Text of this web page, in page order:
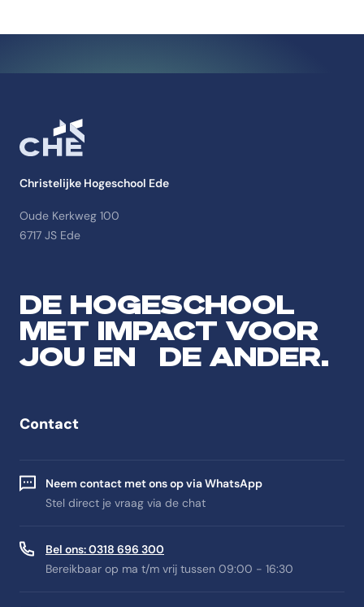
Christelijke Hogeschool Ede
Oude Kerkweg 100
6717 JS Ede
DE HOGESCHOOL
MET IMPACT VOOR
JOU EN DE ANDER.
Contact
Neem contact met ons op via WhatsApp
Stel direct je vraag via de chat
Bel ons: 0318 696 300
Bereikbaar op ma t/m vrij tussen 09:00 - 16:30